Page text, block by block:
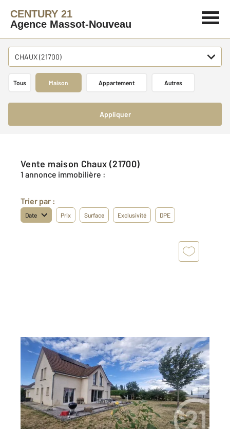
CENTURY 21
Agence Massot-Nouveau
CHAUX (21700)
Tous Maison Appartement Autres
Appliquer
Vente maison Chaux (21700)
1 annonce immobilière :
Trier par :
Date Prix Surface Exclusivité DPE
CHAUX 21
145 m2, 6 pièces
Ref : 8178
Maison à vendre
334 000 €